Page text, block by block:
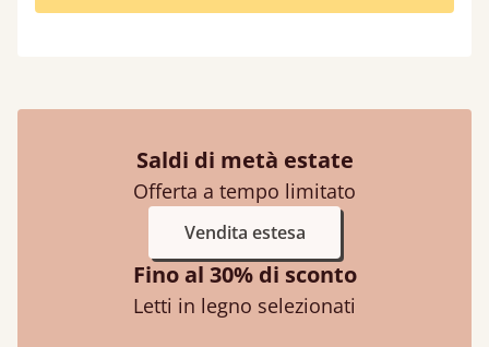
Saldi di metà estate
Offerta a tempo limitato
Vendita estesa
Fino al 30% di sconto
Letti in legno selezionati